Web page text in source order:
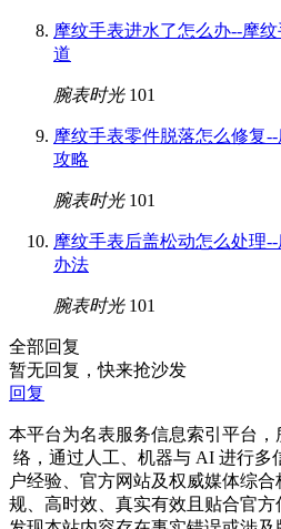
摩纹手表进水了怎么办--摩
道
腕表时光 101
摩纹手表零件脱落怎么修复
攻略
腕表时光 101
摩纹手表后盖松动怎么处理
办法
腕表时光 101
全部回复
暂无回复，快来抢沙发
回复
本平台为名表服务信息索引平台
络，通过人工、机器与 AI 进行多
户经验、官方网站及权威媒体综
规、高时效、真实有效且贴合官